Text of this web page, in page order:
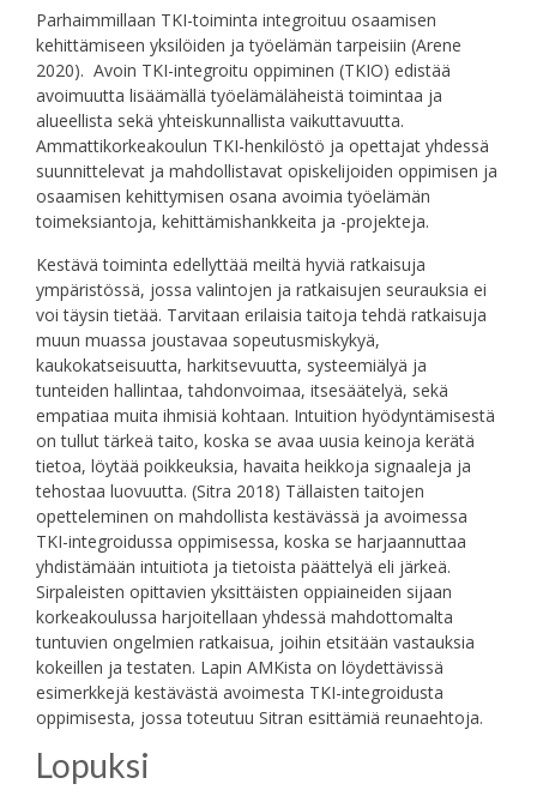
Parhaimmillaan TKI-toiminta integroituu osaamisen
kehittämiseen yksilöiden ja työelämän tarpeisiin (Arene
2020). Avoin TKI-integroitu oppiminen (TKIO) edistää
avoimuutta lisäämällä työelämäläheistä toimintaa ja
alueellista sekä yhteiskunnallista vaikuttavuutta.
Ammattikorkeakoulun TKI-henkilöstö ja opettajat yhdessä
suunnittelevat ja mahdollistavat opiskelijoiden oppimisen ja
osaamisen kehittymisen osana avoimia työelämän
toimeksiantoja, kehittämishankkeita ja -projekteja.
Kestävä toiminta edellyttää meiltä hyviä ratkaisuja
ympäristössä, jossa valintojen ja ratkaisujen seurauksia ei
voi täysin tietää. Tarvitaan erilaisia taitoja tehdä ratkaisuja
muun muassa joustavaa sopeutusmiskykyä,
kaukokatseisuutta, harkitsevuutta, systeemiälyä ja
tunteiden hallintaa, tahdonvoimaa, itsesäätelyä, sekä
empatiaa muita ihmisiä kohtaan. Intuition hyödyntämisestä
on tullut tärkeä taito, koska se avaa uusia keinoja kerätä
tietoa, löytää poikkeuksia, havaita heikkoja signaaleja ja
tehostaa luovuutta. (Sitra 2018) Tällaisten taitojen
opetteleminen on mahdollista kestävässä ja avoimessa
TKI-integroidussa oppimisessa, koska se harjaannuttaa
yhdistämään intuitiota ja tietoista päättelyä eli järkeä.
Sirpaleisten opittavien yksittäisten oppiaineiden sijaan
korkeakoulussa harjoitellaan yhdessä mahdottomalta
tuntuvien ongelmien ratkaisua, joihin etsitään vastauksia
kokeillen ja testaten. Lapin AMKista on löydettävissä
esimerkkejä kestävästä avoimesta TKI-integroidusta
oppimisesta, jossa toteutuu Sitran esittämiä reunaehtoja.
Lopuksi